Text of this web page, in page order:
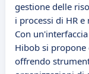
gestione delle
i processi di HR
Con
Hibob si propone
offrendo